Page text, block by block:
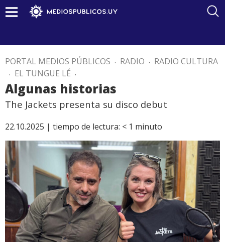
PORTAL MEDIOS PÚBLICOS . RADIO . RADIO CULTURA
. EL TUNGUE LÉ .
Algunas historias
The Jackets presenta su disco debut
22.10.2025 | tiempo de lectura: < 1 minuto